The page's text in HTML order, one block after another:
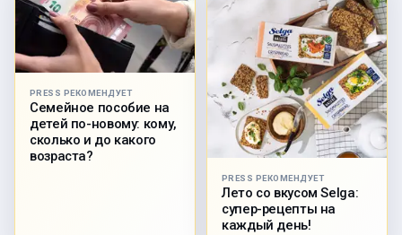
PRESS РЕКОМЕНДУЕТ
Семейное пособие на
детей по-новому: кому,
сколько и до какого
возраста?
PRESS РЕКОМЕНДУЕТ
Лето со вкусом Selga:
супер-рецепты на
каждый день!